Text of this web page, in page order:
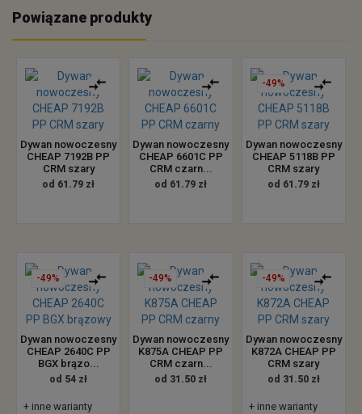
Powiązane produkty
Dywan nowoczesny
CHEAP 7192B PP
CRM szary
od 61.79 zł
Dywan nowoczesny
CHEAP 6601C PP
CRM czarn...
od 61.79 zł
-49%
Dywan nowoczesny
CHEAP 5118B PP
CRM szary
od 61.79 zł
-49%
Dywan nowoczesny
CHEAP 2640C PP
BGX brązo...
od 54 zł
+ inne warianty
-49%
Dywan nowoczesny
K875A CHEAP PP
CRM czarn...
od 31.50 zł
-49%
Dywan nowoczesny
K872A CHEAP PP
CRM szary
od 31.50 zł
+ inne warianty